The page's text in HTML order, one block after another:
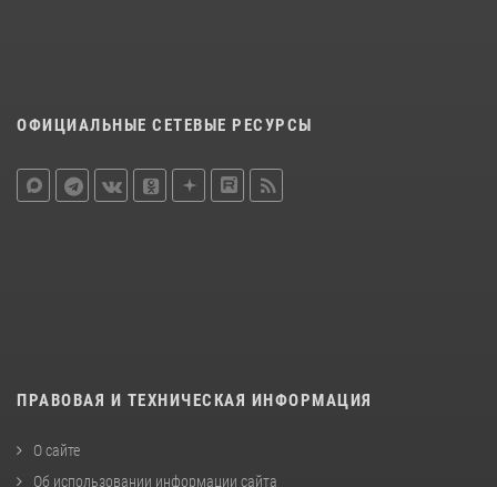
ОФИЦИАЛЬНЫЕ СЕТЕВЫЕ РЕСУРСЫ
ПРАВОВАЯ И ТЕХНИЧЕСКАЯ ИНФОРМАЦИЯ
О сайте
Об использовании информации сайта